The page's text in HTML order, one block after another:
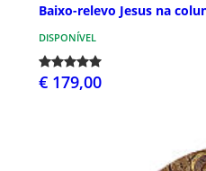
Baixo-relevo Jesus na
DISPONÍVEL
€ 179,00